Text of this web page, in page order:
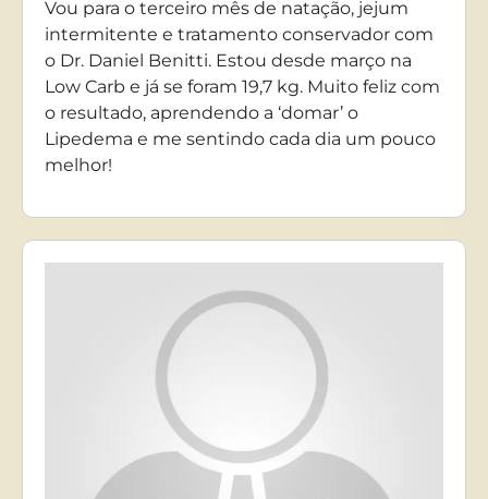
Vou para o terceiro mês de natação, jejum
intermitente e tratamento conservador com
o Dr. Daniel Benitti. Estou desde março na
Low Carb e já se foram 19,7 kg. Muito feliz com
o resultado, aprendendo a ‘domar’ o
Lipedema e me sentindo cada dia um pouco
melhor!